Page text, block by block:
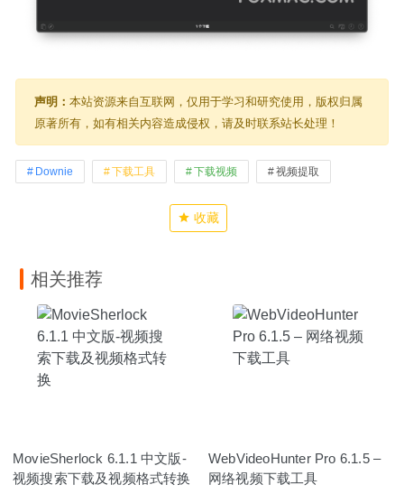
声明： 本站资源来自互联网，仅用于学习和研究使用，版权归属
原著所有，如有相关内容造成侵权，请及时联系站长处理！
Downie 下载工具 下载视频 视频提取
收藏
相关推荐
MovieSherlock 6.1.1 中文版-
视频搜索下载及视频格式转换
WebVideoHunter Pro 6.1.5 –
网络视频下载工具